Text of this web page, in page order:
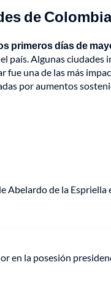
de Colombia
primeros días de
país. Algunas ciudades
fue una de las más
por aumentos
Abelardo de la Espriella
en la posesión